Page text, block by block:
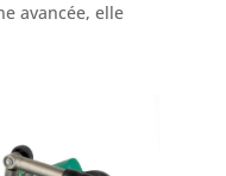
avancée, elle